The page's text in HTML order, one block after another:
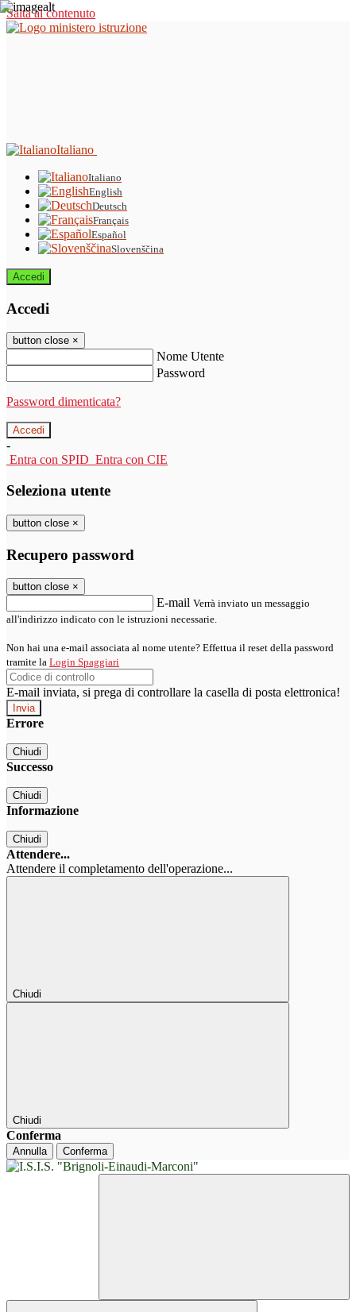
Salta al contenuto
Italiano
Italiano
English
Deutsch
Français
Español
Slovenščina
Accedi
Accedi
button close ×
Nome Utente
Password
Password dimenticata?
-
Entra con SPID Entra con CIE
Seleziona utente
button close ×
Recupero password
button close ×
E-mail Verrà inviato un messaggio
all'indirizzo indicato con le istruzioni necessarie.
Non hai una e-mail associata al nome utente? Effettua il reset della password
tramite la Login Spaggiari
E-mail inviata, si prega di controllare la casella di posta elettronica!
Errore
Chiudi
Successo
Chiudi
Informazione
Chiudi
Attendere...
Attendere il completamento dell'operazione...
Chiudi
Chiudi
Conferma
Annulla Conferma